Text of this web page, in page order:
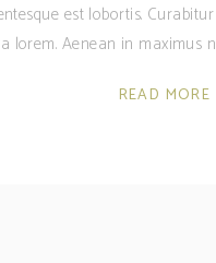
est lobortis.
Aenean in
READ MORE